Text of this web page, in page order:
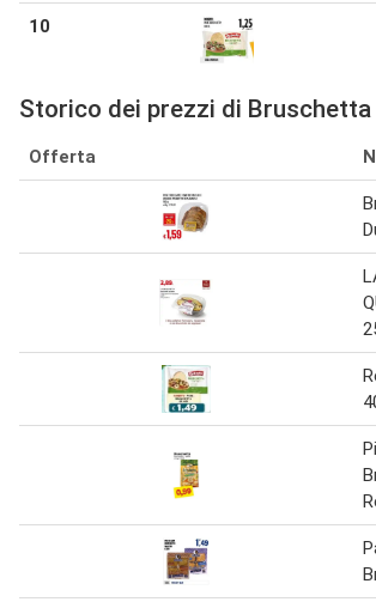
10
Storico dei prezzi di
Offerta